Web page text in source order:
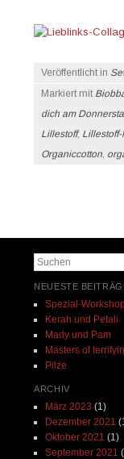
Veröffentlicht in
Markiert mit
dich am
Lillestoff,
Organiccotton,
Suchen
NEUESTE
Spezial-
Kerah und Petali
Mady und Pam
Masters of
Pilze
ARCHIV
März 2023 (1)
Dezember 2021
Oktober 2021 (1)
September 2021